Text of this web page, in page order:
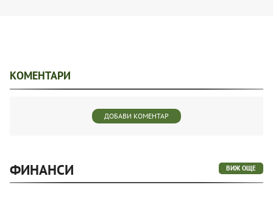
КОМЕНТАРИ
ДОБАВИ КОМЕНТАР
ФИНАНСИ ВИЖ ОЩЕ